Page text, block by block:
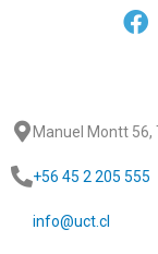
Manuel Montt 56,
+56 45 2 205 555
info@uct.cl